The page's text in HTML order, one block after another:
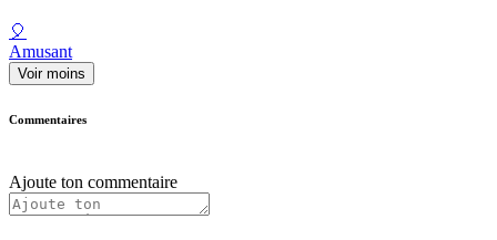
🎈
Amusant
Voir moins
Commentaires
Ajoute ton commentaire